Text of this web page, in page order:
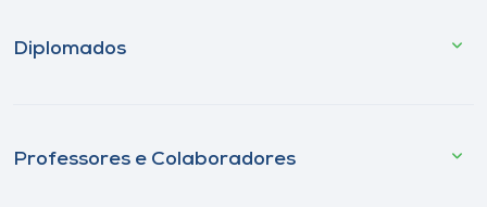
Diplomados
Professores e Colaboradores